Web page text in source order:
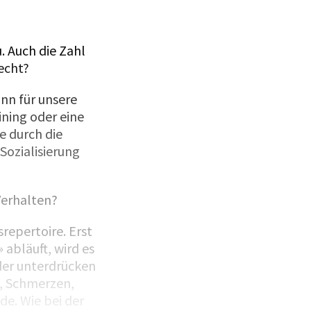
Auch die Zahl
für unsere
oder eine
durch die
Erst
abläuft, wird es
unterdrücken
Wie bei der